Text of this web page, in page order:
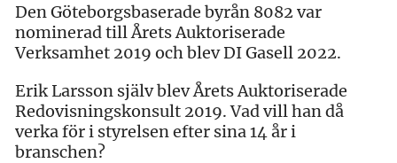
Den Göteborgsbaserade byrån 8082 var
nominerad till Årets Auktoriserade
Verksamhet 2019 och blev DI Gasell 2022.
Erik Larsson själv blev Årets Auktoriserade
Redovisningskonsult 2019. Vad vill han då
verka för i styrelsen efter sina 14 år i
branschen?